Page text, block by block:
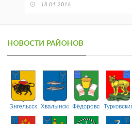
18.01.2016
НОВОСТИ РАЙОНОВ
ЭнгельсскийХвалынскийФёдоровскийТурковский